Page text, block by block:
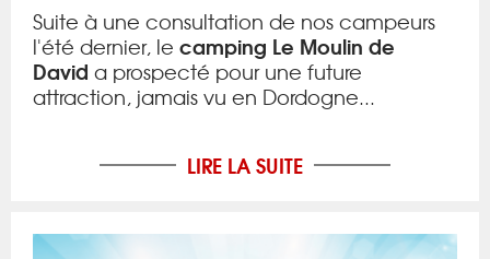
Suite à une consultation de nos campeurs
l'été dernier, le camping Le Moulin de
David a prospecté pour une future
attraction, jamais vu en Dordogne...
LIRE LA SUITE